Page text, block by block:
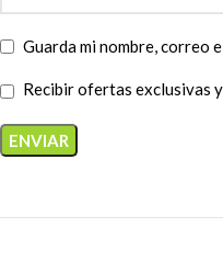
Guarda mi nombre, correo
Recibir ofertas exclusivas